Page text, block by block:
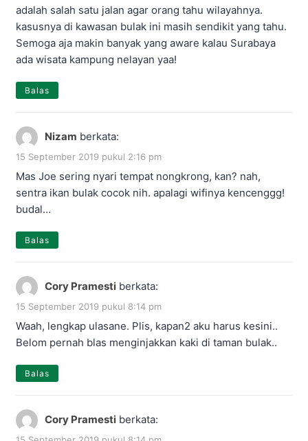
adalah salah satu jalan agar orang tahu wilayahnya.
kasusnya di kawasan bulak ini masih sendikit yang tahu.
Semoga aja makin banyak yang aware kalau Surabaya
ada wisata kampung nelayan yaa!
Balas
Nizam berkata:
15 September 2019 pukul 2:16 pm
Mas Joe sering nyari tempat nongkrong, kan? nah,
sentra ikan bulak cocok nih. apalagi wifinya kencenggg!
budal…
Balas
Cory Pramesti berkata:
15 September 2019 pukul 8:14 pm
Waah, lengkap ulasane. Plis, kapan2 aku harus kesini..
Belom pernah blas menginjakkan kaki di taman bulak..
Balas
Cory Pramesti berkata: